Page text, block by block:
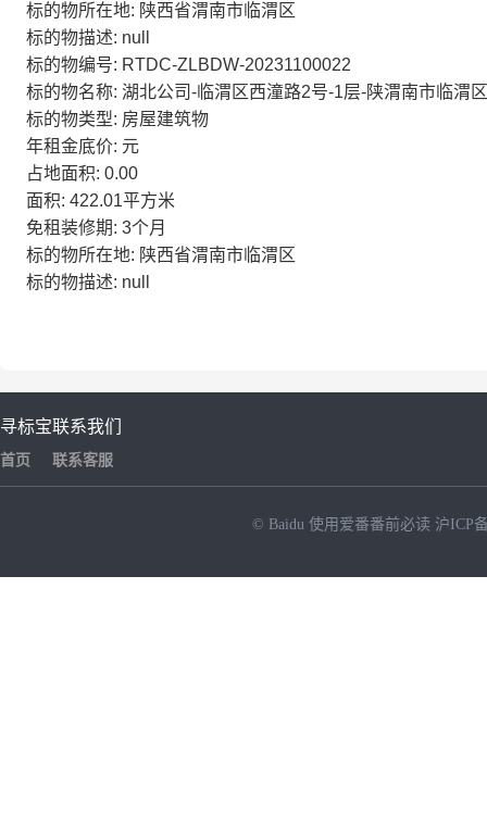
标的物所在地: 陕西省渭南市临渭区
标的物描述: null
标的物编号: RTDC-ZLBDW-20231100022
标的物名称: 湖北公司-临渭区西潼路2号-1层-陕渭南市临渭
标的物类型: 房屋建筑物
年租金底价: 元
占地面积: 0.00
面积: 422.01平方米
免租装修期: 3个月
标的物所在地: 陕西省渭南市临渭区
标的物描述: null
寻标宝
首页
联系我们
联系客服
© Baidu 使用爱番番前必读 沪ICP